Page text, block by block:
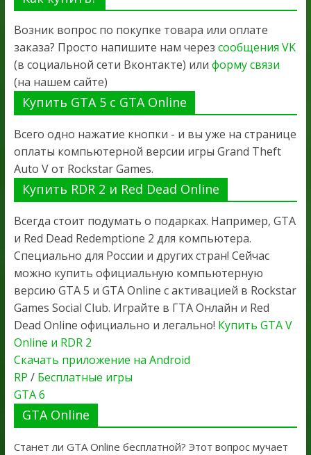
Возник вопрос по покупке товара или оплате
заказа? Просто напишите нам через сообщения VK
(в социальной сети Вконтакте) или форму связи
(на нашем сайте)
Купить GTA 5 с GTA Online
Всего одно нажатие кнопки - и вы уже на странице
оплаты компьютерной версии игры Grand Theft
Auto V от Rockstar Games.
Купить RDR 2 и Red Dead Online
Всегда стоит подумать о подарках. Например, GTA
и Red Dead Redemptione 2 для компьютера.
Специально для России и других стран! Сейчас
можно купить официальную компьютерную
версию GTA 5 и GTA Online с активацией в Rockstar
Games Social Club. Играйте в ГТА Онлайн и Red
Dead Online официально и легально! Купить GTA V
Online и RDR 2
Скачать приложение на Android
RP / Бесплатные игры
GTA 6
GTA Online
Станет ли GTA Online бесплатной? Этот вопрос мучает